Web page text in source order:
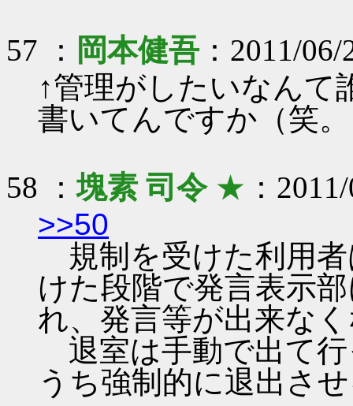
57 ： 岡本健吾：2011/06/
↑管理がしたいなんて
書いてんですか（笑。
58 ：塊素 司令★ ：
>>50
規制を受けた利用者
けた段階で発言表示
れ、発言等が出来な
退室は手動で出て
うち強制的に退出さ